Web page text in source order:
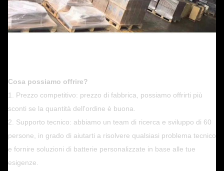
Cosa possiamo offrire?
1. Prezzo competitivo: prezzo di fabbrica, possiamo offrirti più
sconti se la quantità dell'ordine è buona.
2. Supporto tecnico: abbiamo un team di ricerca e sviluppo di 60
persone, in grado di aiutarti a risolvere qualsiasi problema tecnico
e fornire soluzioni di batterie personalizzate in base alle tue
esigenze.